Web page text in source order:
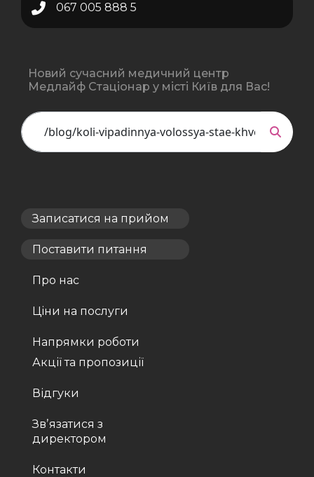
067 005 888 5
Новий сучасний медичний центр
Медлайф Стаціонар у місті Київ для Вас!
Записатися на прийом
Поставити питання
Про нас
Ціни на послуги
Напрямки роботи
Акції та пропозиції
Відгуки
Звʼязатися з
директором
Контакти